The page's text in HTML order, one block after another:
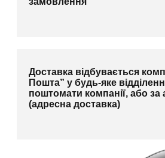
Доставка відбувається
Пошта” у будь-яке
поштомати компанії, або
(адресна доставка)